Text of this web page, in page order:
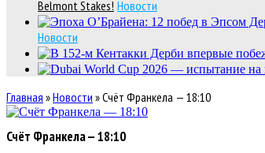
Belmont Stakes! Новости
Новости
Главная »Новости »Счёт Франкела — 18:10
Счёт Франкела — 18:10